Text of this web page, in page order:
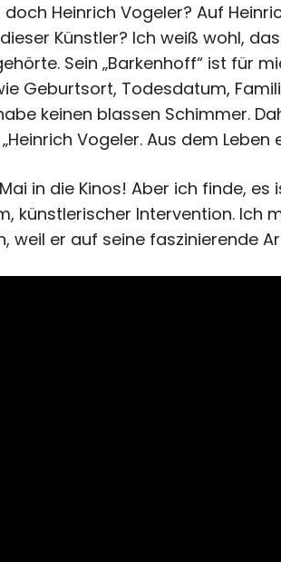
Heinrich Vogeler? Auf
Künstler? Ich weiß wohl,
Sein „Barkenhoff“ ist für
Geburtsort, Todesdatum,
keinen blassen Schimmer.
Vogeler. Aus dem Leben
in die Kinos! Aber ich finde,
künstlerischer Intervention. Ich
weil er auf seine faszinierende